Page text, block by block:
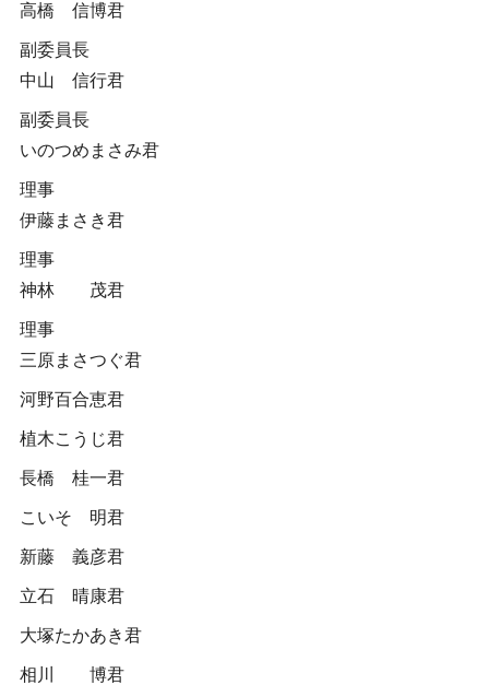
高橋 信博君
副委員長
中山 信行君
副委員長
いのつめまさみ君
理事
伊藤まさき君
理事
神林 茂君
理事
三原まさつぐ君
河野百合恵君
植木こうじ君
長橋 桂一君
こいそ 明君
新藤 義彦君
立石 晴康君
大塚たかあき君
相川 博君